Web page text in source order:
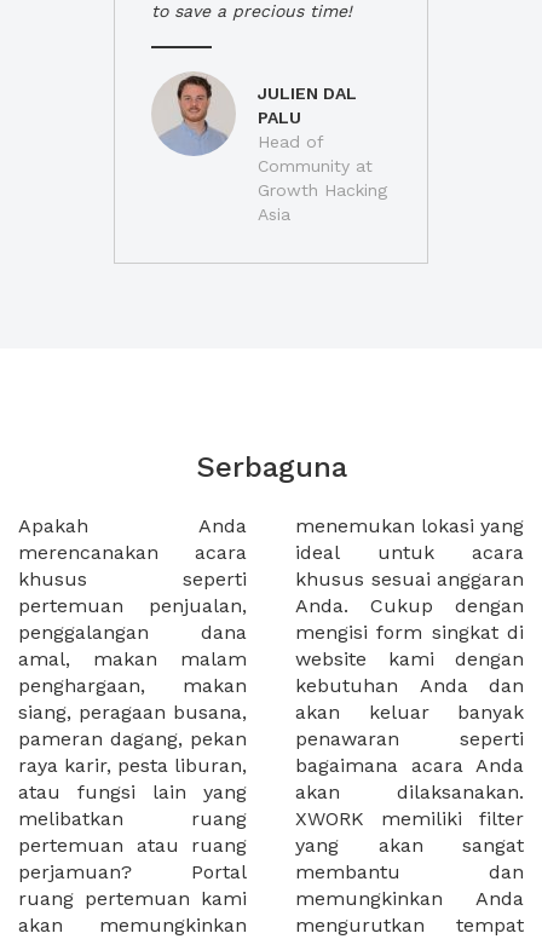
to save a precious time!
JULIEN DAL
PALU
Head of
Community at
Growth Hacking
Asia
Serbaguna
Apakah Anda
merencanakan acara
khusus seperti
pertemuan penjualan,
penggalangan dana
amal, makan malam
penghargaan, makan
siang, peragaan busana,
pameran dagang, pekan
raya karir, pesta liburan,
atau fungsi lain yang
melibatkan ruang
pertemuan atau ruang
perjamuan? Portal
ruang pertemuan kami
akan memungkinkan
menemukan lokasi yang
ideal untuk acara
khusus sesuai anggaran
Anda. Cukup dengan
mengisi form singkat di
website kami dengan
kebutuhan Anda dan
akan keluar banyak
penawaran seperti
bagaimana acara Anda
akan dilaksanakan.
XWORK memiliki filter
yang akan sangat
membantu dan
memungkinkan Anda
mengurutkan tempat